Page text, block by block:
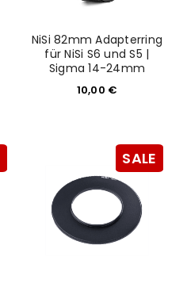
NiSi 82mm Adapterring
für NiSi S6 und S5 |
Sigma 14-24mm
10,00 €
SALE